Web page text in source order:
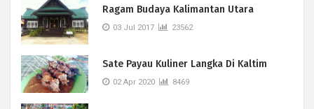
Ragam Budaya Kalimantan Utara
03 Jul 2017 23562
Sate Payau Kuliner Langka Di Kaltim
02 Apr 2020 8469